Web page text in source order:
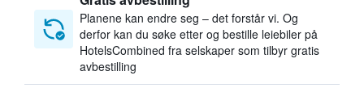
Planene kan endre seg – det forstår vi. Og
derfor kan du søke etter og bestille leiebiler på
HotelsCombined fra selskaper som tilbyr gratis
avbestilling